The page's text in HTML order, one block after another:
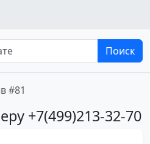
Поиск
#81
+7(499)213-32-70